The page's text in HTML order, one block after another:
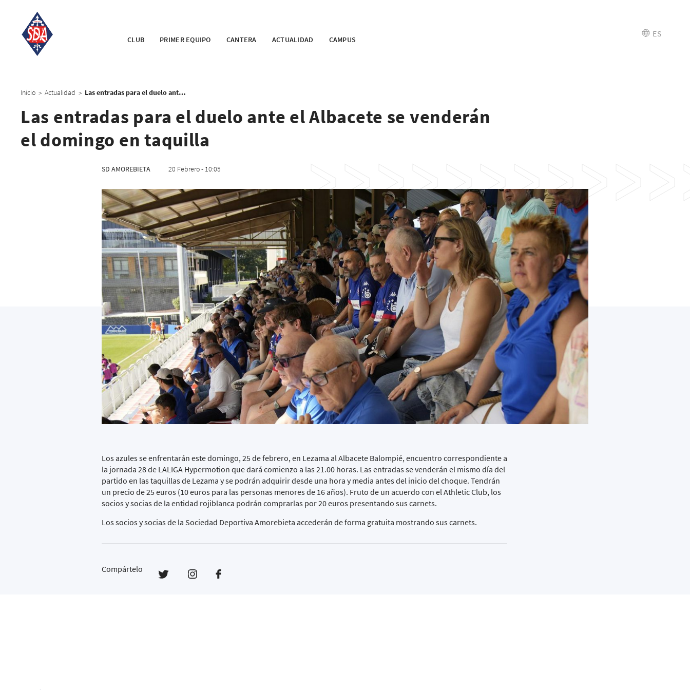
CLUB PRIMER EQUIPO CANTERA ACTUALIDAD CAMPUS
ES
Inicio > Actualidad > Las entradas para el duelo ante el Albacete se venderán el domingo en taquilla
Las entradas para el duelo ante el Albacete se venderán
el domingo en taquilla
SD AMOREBIETA 20 Febrero - 10:05
Los azules se enfrentarán este domingo, 25 de febrero, en Lezama al Albacete Balompié, encuentro correspondiente a
la jornada 28 de LALIGA Hypermotion que dará comienzo a las 21.00 horas. Las entradas se venderán el mismo día del
partido en las taquillas de Lezama y se podrán adquirir desde una hora y media antes del inicio del choque. Tendrán
un precio de 25 euros (10 euros para las personas menores de 16 años). Fruto de un acuerdo con el Athletic Club, los
socios y socias de la entidad rojiblanca podrán comprarlas por 20 euros presentando sus carnets.
Los socios y socias de la Sociedad Deportiva Amorebieta accederán de forma gratuita mostrando sus carnets.
Compártelo